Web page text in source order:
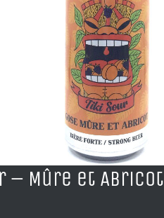
– Mûre et Abricot